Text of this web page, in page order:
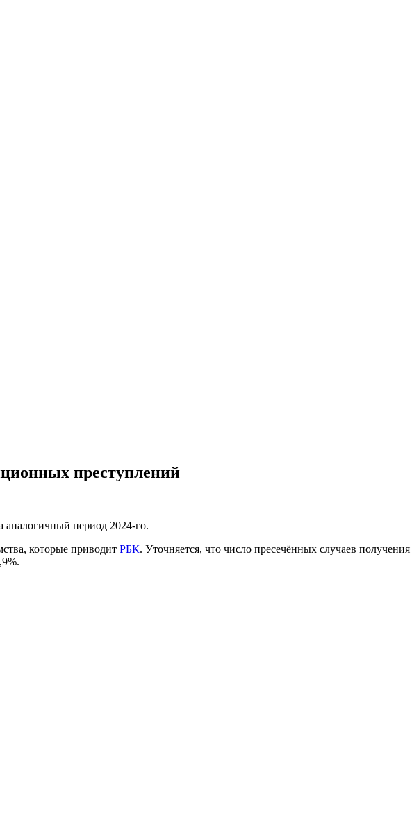
преступлений
аналогичный период 2024-го.
которые приводит РБК. Уточняется, что число пресечённых случаев